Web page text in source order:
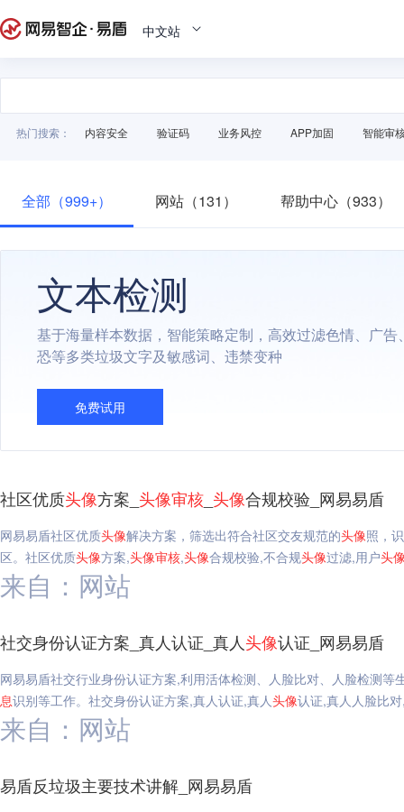
中文站
热门搜索： 内容安全 验证码 业务风控 APP加固 智能审
全部（999+） 网站（131） 帮助中心（933）
文本检测
基于海量样本数据，智能策略定制，高效过滤色情、广告
恐等多类垃圾文字及敏感词、违禁变种
免费试用
社区优质头像方案_ 头像审核 头像合规校验_网易易盾
网易易盾社区优质头像解决方案，筛选出符合社区交友规范的头像照，
区。社区优质头像方案,头像审核,头像合规校验,不合规头像过滤,用户头
来自：网站
社交身份认证方案_真人认证_真人头像认证_网易易盾
网易易盾社交行业身份认证方案,利用活体检测、人脸比对、人脸检测等
息识别等工作。社交身份认证方案,真人认证,真人头像认证,真人人脸比
来自：网站
易盾反垃圾主要技术讲解_网易易盾